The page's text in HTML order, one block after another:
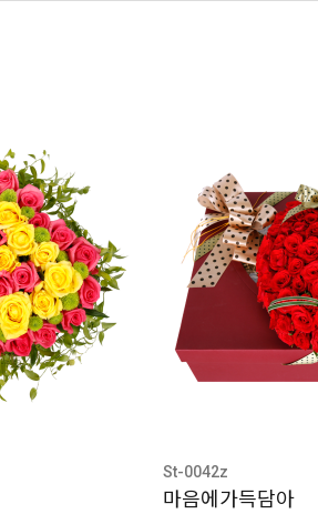
St-0042z
마음에가득담아